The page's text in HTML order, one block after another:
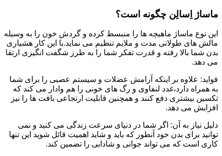
ماساژ اِسالِن چگونه است؟
این نوع ماساژ ماهیچه ها را منبسط کرده و گردش خون را به وسیله
مالش های طولانی مدت و ملایم تنظیم می نماید.با این کار هشیاری
بدن شما بالا رفته و قدرت تفکر شما را به طرز شگفت انگیزی ارتقا
می دهد.
فواید: علاوه بر اینکه آرامش عضلات و سیستم عصبی را برای شما
به همراه دارد،غدد لنفاوی و رگ های خونی را هم وادار می کند که
تکسین بیشتری دفع کنند و همچنین قابلیت ارتجاعی بافت ها را نیز
افزایش می دهد.
دلیل نیاز به آن: اگر شما در دنیای سرعت زندگی می کنید و نمی
توانید برای بدن خود آنطور که باید و شاید اهمیت قائل شوید این تنها
کاری است که می تواند جوانی و شادابی را تضمین کند.